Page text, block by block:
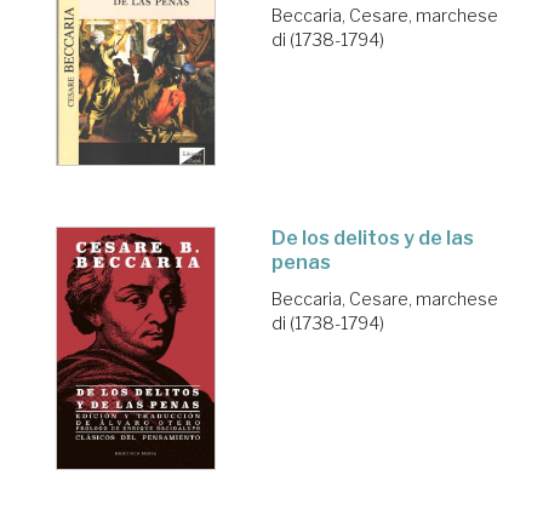
Beccaria, Cesare, marchese
di (1738-1794)
De los delitos y de las
penas
Beccaria, Cesare, marchese
di (1738-1794)